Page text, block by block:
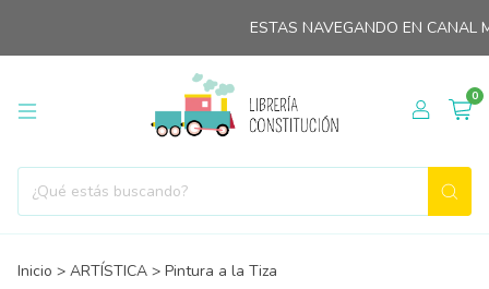
ESTAS NAVEGANDO EN CANAL
0
Inicio > ARTÍSTICA > Pintura a la Tiza